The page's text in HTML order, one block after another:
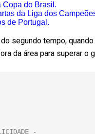
Copa do Brasil.
da Liga dos
de Portugal.
segundo tempo,
da área para superar o